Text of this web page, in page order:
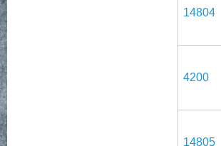
14804
4200
14805